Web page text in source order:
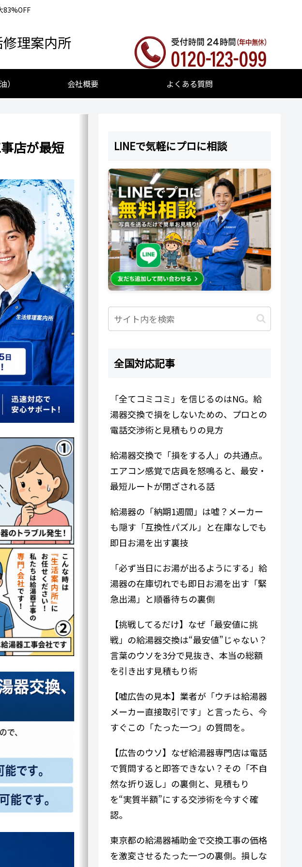
83%OFF
理案内所
） 会社概要 よくある質問
店が最短
LINEで気軽にプロに相談
全国対応記事
「全てコミコミ」を信じるのはNG。給
湯器交換で損をしないための、プロとの
電話交渉術と見積もりの見方
給湯器交換で「損をする人」の共通点。
エアコン感覚で店員を怒鳴ると、最安・
最短ルートが閉ざされる話
給湯器の「納期1週間」は嘘？メーカー
も隠す「互換性パズル」と在庫なしでも
即日お湯を出す裏技
「必ず当日にお湯が出るようにする」給
湯器の在庫切れでも即日お湯を出す「緊
急出湯」と順番待ちの裏側
【挑戦してるだけ】なぜ「最安値に挑
戦」の給湯器交換は“最安値”じゃない？
言葉のウソを3分で見抜き、本当の総額
を引き出す見積もり術
【嘘広告の見本】業者が「ウチは給湯器
メーカー直接取引です」と言ったら、今
すぐこの「たった一つ」の質問を。
【広告のウソ】なぜ給湯器専門​​店は電話
で質問すると即答できない？その「不自
然な折り返し」の裏側と、見積もり
を“実質半額”にする交渉術を今すぐ確
認。
東京都の給湯器補助金で交換工事の価格
を激変させるたった一つの裏側。損しな